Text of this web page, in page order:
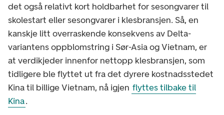
det også relativt kort holdbarhet for sesongvarer til
skolestart eller sesongvarer i klesbransjen. Så, en
kanskje litt overraskende konsekvens av Delta-
variantens oppblomstring i Sør-Asia og Vietnam, er
at verdikjeder innenfor nettopp klesbransjen, som
tidligere ble flyttet ut fra det dyrere kostnadsstedet
Kina til billige Vietnam, nå igjen flyttes tilbake til
Kina.